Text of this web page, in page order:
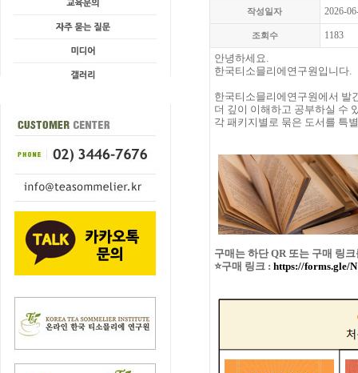
작성일자 2026-
조회수 1183
안녕하세요.
한국티소믈리에연구원입니다.
한국티소믈리에연구원에서 발
더 깊이 이해하고 공부하실 수
각 패키지별로 묶은 도서를 특
구매는 하단 QR 또는 구매 링
⭐구매 링크 : https://forms.gle/